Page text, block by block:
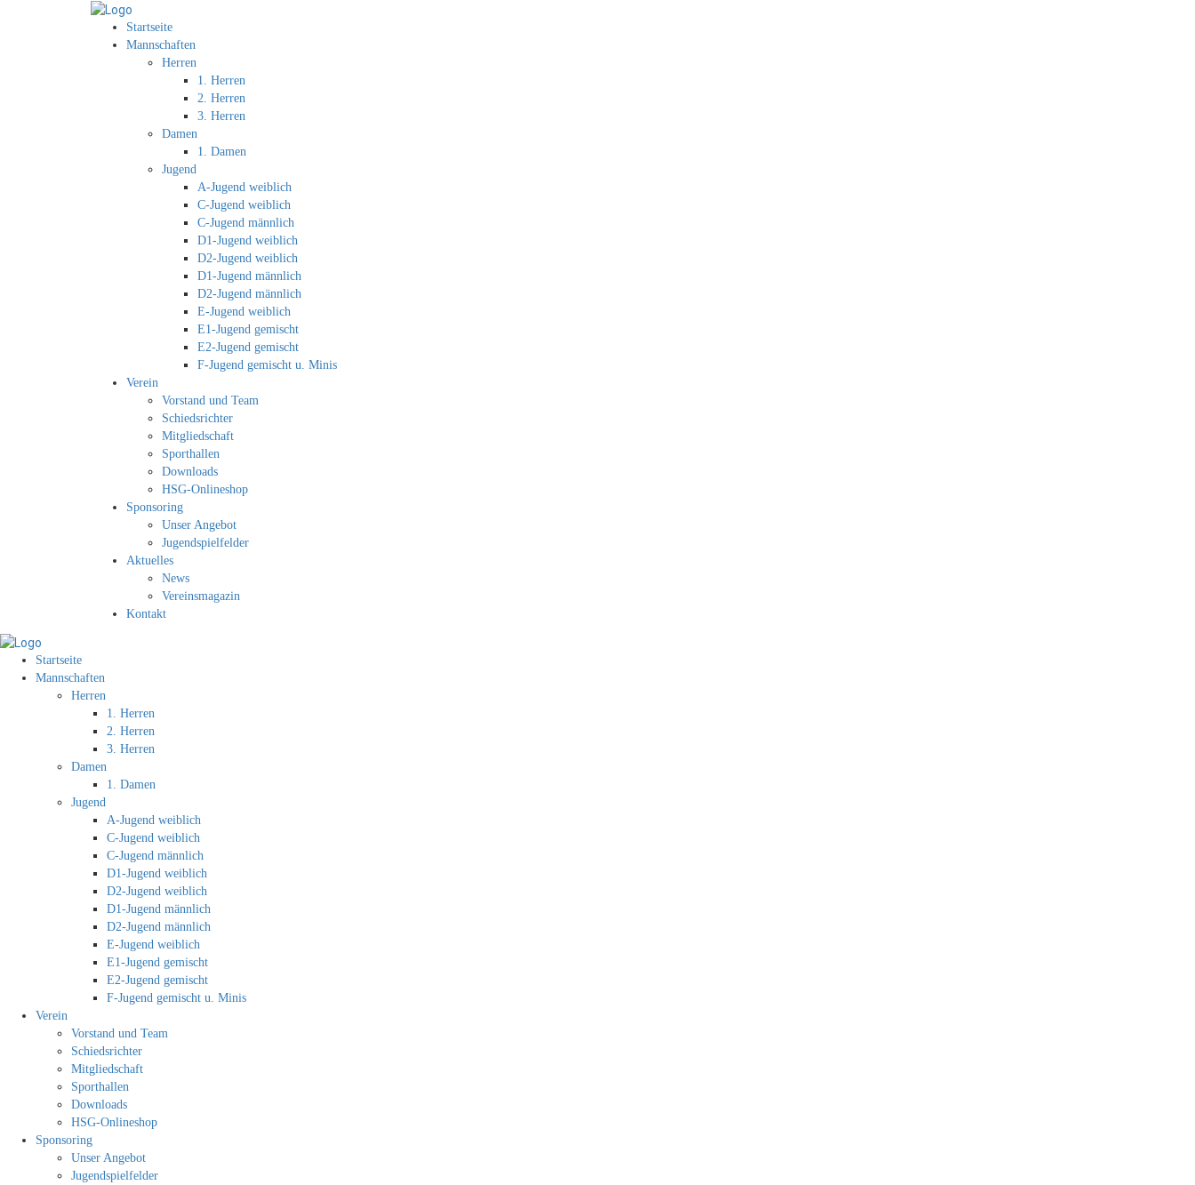
Startseite
Mannschaften
Herren
1. Herren
2. Herren
3. Herren
Damen
1. Damen
Jugend
A-Jugend weiblich
C-Jugend weiblich
C-Jugend männlich
D1-Jugend weiblich
D2-Jugend weiblich
D1-Jugend männlich
D2-Jugend männlich
E-Jugend weiblich
E1-Jugend gemischt
E2-Jugend gemischt
F-Jugend gemischt u. Minis
Verein
Vorstand und Team
Schiedsrichter
Mitgliedschaft
Sporthallen
Downloads
HSG-Onlineshop
Sponsoring
Unser Angebot
Jugendspielfelder
Aktuelles
News
Vereinsmagazin
Kontakt
Startseite
Mannschaften
Herren
1. Herren
2. Herren
3. Herren
Damen
1. Damen
Jugend
A-Jugend weiblich
C-Jugend weiblich
C-Jugend männlich
D1-Jugend weiblich
D2-Jugend weiblich
D1-Jugend männlich
D2-Jugend männlich
E-Jugend weiblich
E1-Jugend gemischt
E2-Jugend gemischt
F-Jugend gemischt u. Minis
Verein
Vorstand und Team
Schiedsrichter
Mitgliedschaft
Sporthallen
Downloads
HSG-Onlineshop
Sponsoring
Unser Angebot
Jugendspielfelder